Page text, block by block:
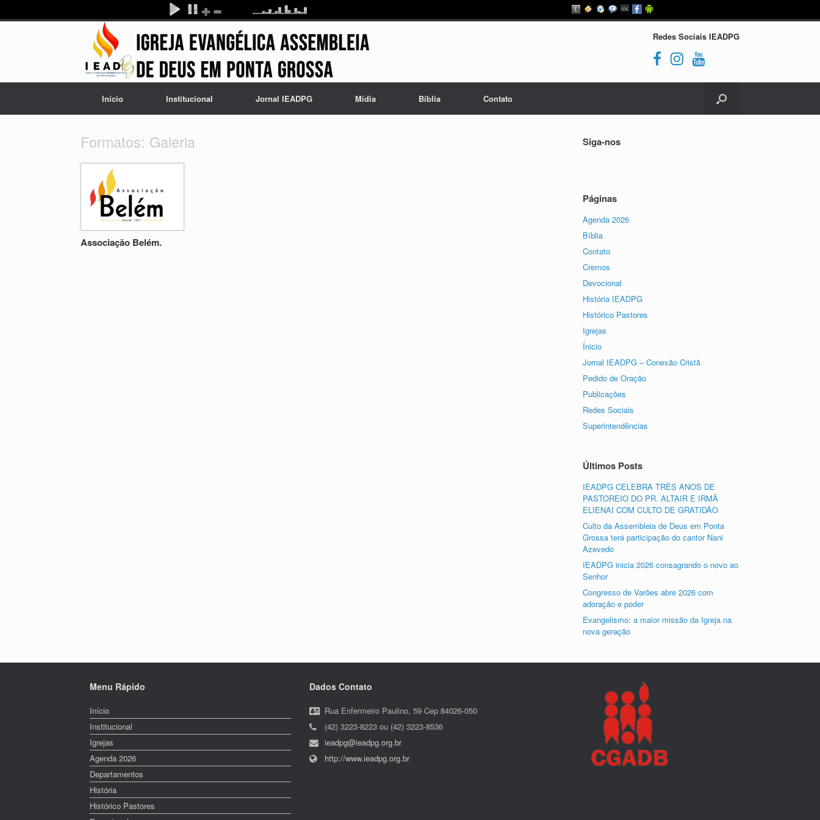
Redes Sociais IEADPG
Início Institucional Jornal IEADPG Mídia Bíblia Contato
Formatos: Galeria
Associação Belém.
Siga-nos
Páginas
Agenda 2026
Bíblia
Contato
Cremos
Devocional
História IEADPG
Histórico Pastores
Igrejas
Ínicio
Jornal IEADPG – Conexão Cristã
Pedido de Oração
Publicações
Redes Sociais
Superintendências
Últimos Posts
IEADPG CELEBRA TRÊS ANOS DE
PASTOREIO DO PR. ALTAIR E IRMÃ
ELIENAI COM CULTO DE GRATIDÃO
Culto da Assembleia de Deus em Ponta
Grossa terá participação do cantor Nani
Azevedo
IEADPG inicia 2026 consagrando o novo ao
Senhor
Congresso de Varões abre 2026 com
adoração e poder
Evangelismo: a maior missão da Igreja na
nova geração
Menu Rápido
Início
Institucional
Igrejas
Agenda 2026
Departamentos
História
Histórico Pastores
Dados Contato
Rua Enfermeiro Paulino, 59 Cep 84026-050
(42) 3223-8223 ou (42) 3223-8536
ieadpg@ieadpg.org.br
http://www.ieadpg.org.br